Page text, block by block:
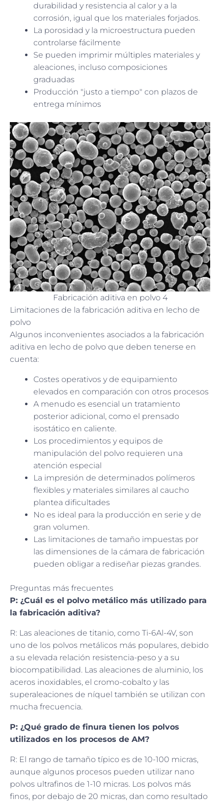
durabilidad y resistencia al calor y a la
corrosión, igual que los materiales forjados.
La porosidad y la microestructura pueden
controlarse fácilmente
Se pueden imprimir múltiples materiales y
aleaciones, incluso composiciones
graduadas
Producción "justo a tiempo" con plazos de
entrega mínimos
Fabricación aditiva en polvo 4
Limitaciones de la fabricación aditiva en lecho de
polvo
Algunos inconvenientes asociados a la fabricación
aditiva en lecho de polvo que deben tenerse en
cuenta:
Costes operativos y de equipamiento
elevados en comparación con otros procesos
A menudo es esencial un tratamiento
posterior adicional, como el prensado
isostático en caliente.
Los procedimientos y equipos de
manipulación del polvo requieren una
atención especial
La impresión de determinados polímeros
flexibles y materiales similares al caucho
plantea dificultades
No es ideal para la producción en serie y de
gran volumen.
Las limitaciones de tamaño impuestas por
las dimensiones de la cámara de fabricación
pueden obligar a rediseñar piezas grandes.
Preguntas más frecuentes
P: ¿Cuál es el polvo metálico más utilizado para
la fabricación aditiva?
R: Las aleaciones de titanio, como Ti-6Al-4V, son
uno de los polvos metálicos más populares, debido
a su elevada relación resistencia-peso y a su
biocompatibilidad. Las aleaciones de aluminio, los
aceros inoxidables, el cromo-cobalto y las
superaleaciones de níquel también se utilizan con
mucha frecuencia.
P: ¿Qué grado de finura tienen los polvos
utilizados en los procesos de AM?
R: El rango de tamaño típico es de 10-100 micras,
aunque algunos procesos pueden utilizar nano
polvos ultrafinos de 1-10 micras. Los polvos más
finos, por debajo de 20 micras, dan como resultado